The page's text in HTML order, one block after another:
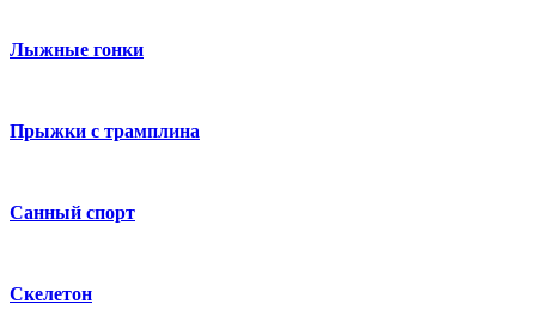
Лыжные гонки
Прыжки с трамплина
Санный спорт
Скелетон